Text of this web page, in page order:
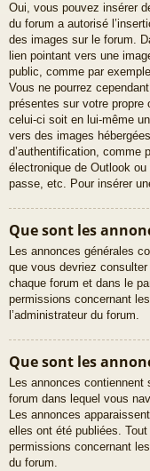
Oui, vous pouvez insérer
du forum a autorisé
des images sur le forum.
lien pointant vers une
public, comme par
Vous ne pourrez
présentes sur votre propre
celui-ci soit en lui-même
vers des images
d’authentification, comme
électronique de Outlook
passe, etc. Pour insérer
Que sont les
Les annonces générales
que vous devriez
chaque forum et dans le
permissions concernant
l’administrateur du forum.
Que sont les
Les annonces
forum dans lequel vous
Les annonces
elles ont été publiées.
permissions concernant
du forum.